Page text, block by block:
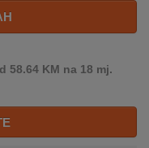
58.64 KM na 18 mj.